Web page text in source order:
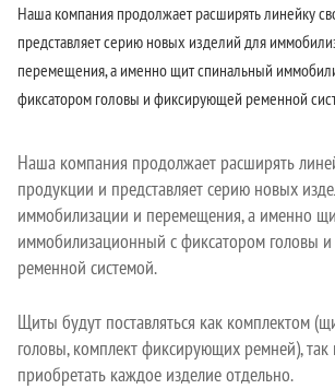
Наша компания продолжает расширять линейку
представляет серию новых изделий для
перемещения, а именно щит спинальный
фиксатором головы и фиксирующей ременной
Наша компания продолжает расширять
продукции и представляет серию новых
иммобилизации и перемещения, а именно
иммобилизационный с фиксатором головы
ременной системой.
Щиты будут поставляться как комплектом
головы, комплект фиксирующих ремней),
приобретать каждое изделие отдельно.